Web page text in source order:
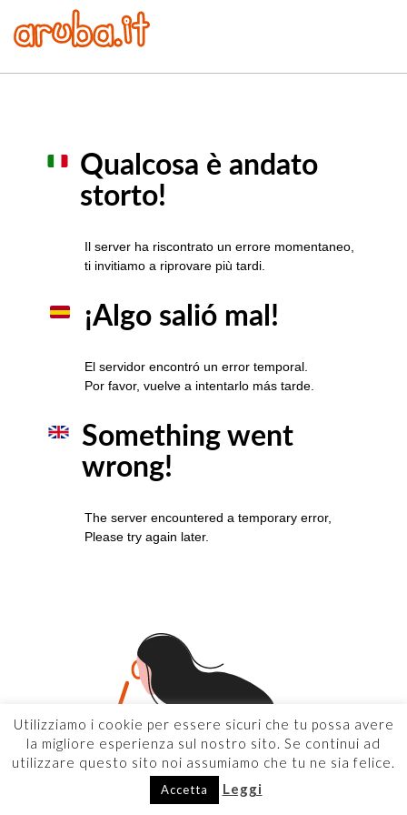
Utilizziamo i cookie per essere sicuri che tu possa avere
la migliore esperienza sul nostro sito. Se continui ad
utilizzare questo sito noi assumiamo che tu ne sia felice.
Accetta Leggi